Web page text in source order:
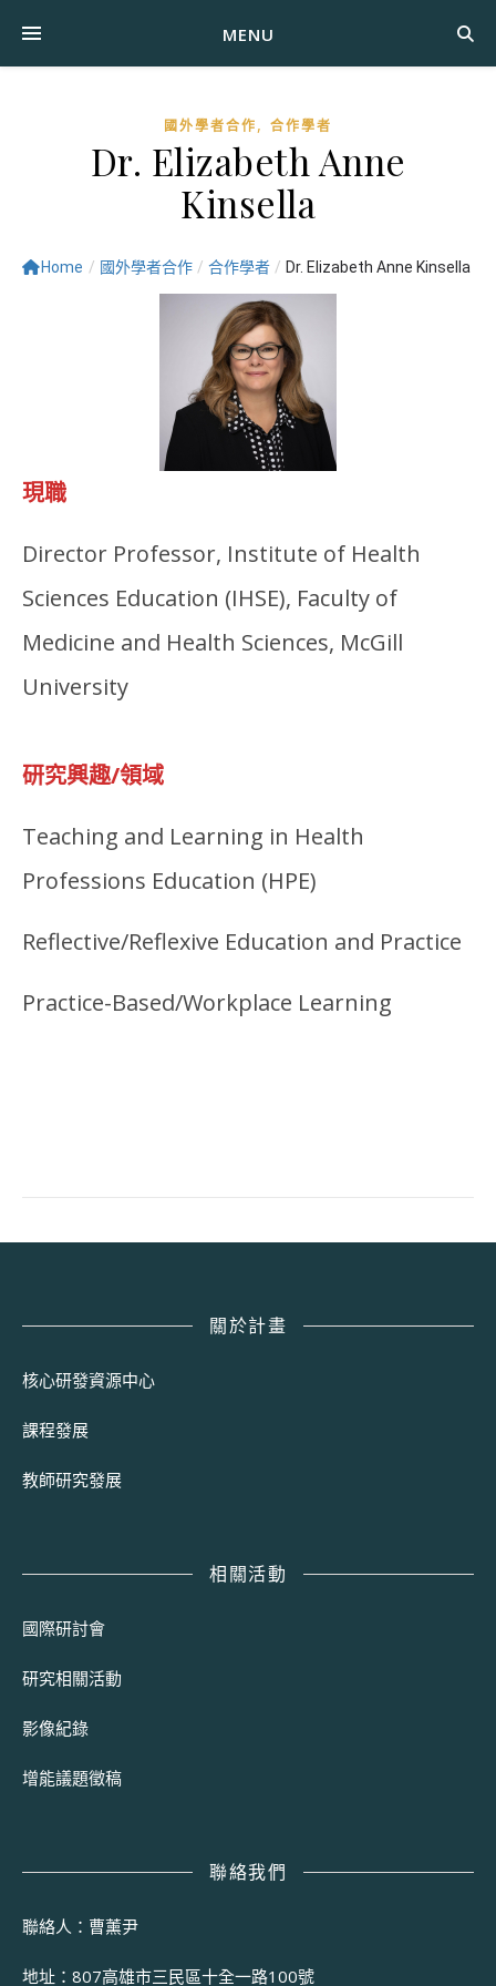
MENU
國外學者合作, 合作學者
Dr. Elizabeth Anne
Kinsella
Home / 國外學者合作 / 合作學者 / Dr. Elizabeth Anne Kinsella
現職
Director Professor, Institute of Health
Sciences Education (IHSE), Faculty of
Medicine and Health Sciences, McGill
University
研究興趣/領域
Teaching and Learning in Health
Professions Education (HPE)
Reflective/Reflexive Education and Practice
Practice-Based/Workplace Learning
關於計畫
核心研發資源中心
課程發展
教師研究發展
相關活動
國際研討會
研究相關活動
影像紀錄
增能議題徵稿
聯絡我們
聯絡人：曹薰尹
地址：807高雄市三民區十全一路100號